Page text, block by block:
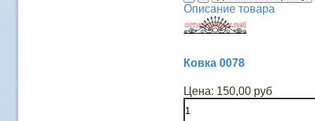
Описание товара
Ковка 0078
Цена: 150,00 руб